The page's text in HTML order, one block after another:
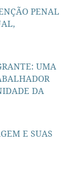
PENAL
UMA
DA
E SUAS